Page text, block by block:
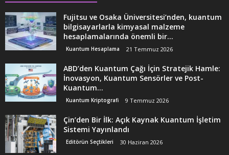
Fujitsu ve Osaka Üniversitesi’nden, kuantum
bilgisayarlarla kimyasal malzeme
hesaplamalarında önemli bir...
Kuantum Hesaplama 21 Temmuz 2026
ABD’den Kuantum Çağı İçin Stratejik Hamle:
İnovasyon, Kuantum Sensörler ve Post-
Kuantum...
Kuantum Kriptografi 9 Temmuz 2026
Çin’den Bir İlk: Açık Kaynak Kuantum İşletim
Sistemi Yayınlandı
Editörün Seçtikleri 30 Haziran 2026